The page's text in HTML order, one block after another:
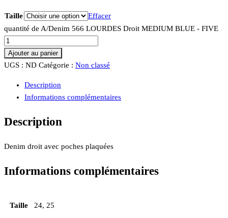
Taille
Effacer
quantité de A/Denim 566 LOURDES Droit MEDIUM BLUE - FIVE
Ajouter au panier
UGS : ND Catégorie : Non classé
Description
Informations complémentaires
Description
Denim droit avec poches plaquées
Informations complémentaires
Taille 24, 25